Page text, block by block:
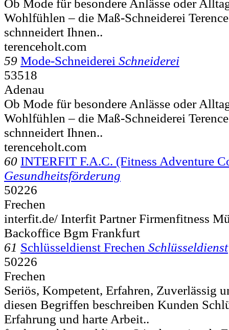
Ob Mode für besondere Anlässe oder
Wohlfühlen – die Maß-Schneiderei
schnneidert Ihnen..
terenceholt.com
59 Mode-Schneiderei Schneiderei
53518
Adenau
Ob Mode für besondere Anlässe oder
Wohlfühlen – die Maß-Schneiderei
schnneidert Ihnen..
terenceholt.com
60 INTERFIT F.A.C. (Fitness Adventure
Gesundheitsförderung
50226
Frechen
interfit.de/ Interfit Partner Firmenfitness
Backoffice Bgm Frankfurt
61 Schlüsseldienst Frechen Schlüsseldienst
50226
Frechen
Seriös, Kompetent, Erfahren, Zuverlässig
diesen Begriffen beschreiben Kunden
Erfahrung und harte Arbeit..